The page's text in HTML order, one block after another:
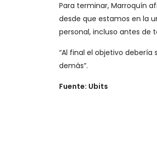
Para terminar, Marroquín
desde que estamos en la
personal, incluso antes de
“Al final el objetivo
demás”.
Fuente: Ubits